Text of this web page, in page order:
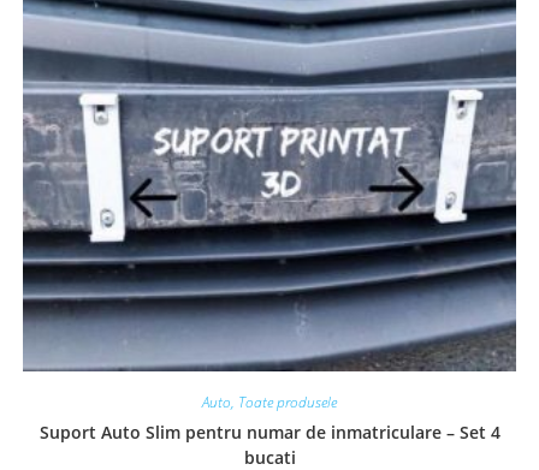
Auto, Toate produsele
Suport Auto Slim pentru numar de inmatriculare – Set 4
bucati